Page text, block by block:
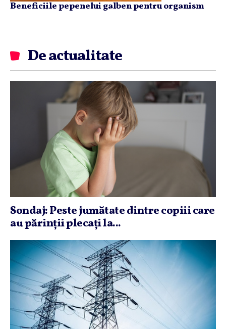
Beneficiile pepenelui galben pentru organism
De actualitate
Sondaj: Peste jumătate dintre copiii care
au părinţii plecaţi la...